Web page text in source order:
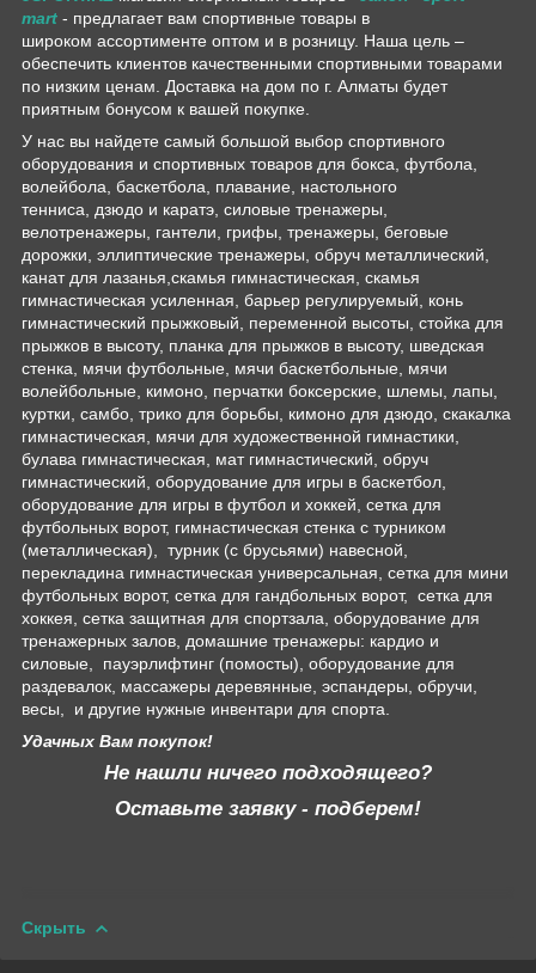
mart - предлагает вам спортивные товары в
широком ассортименте оптом и в розницу. Наша цель –
обеспечить клиентов качественными спортивными товарами
по низким ценам. Доставка на дом по г. Алматы будет
приятным бонусом к вашей покупке.
У нас вы найдете самый большой выбор спортивного
оборудования и спортивных товаров для бокса, футбола,
волейбола, баскетбола, плавание, настольного
тенниса, дзюдо и каратэ, силовые тренажеры,
велотренажеры, гантели, грифы, тренажеры, беговые
дорожки, эллиптические тренажеры, обруч металлический,
канат для лазанья,скамья гимнастическая, скамья
гимнастическая усиленная, барьер регулируемый, конь
гимнастический прыжковый, переменной высоты, стойка для
прыжков в высоту, планка для прыжков в высоту, шведская
стенка, мячи футбольные, мячи баскетбольные, мячи
волейбольные, кимоно, перчатки боксерские, шлемы, лапы,
куртки, самбо, трико для борьбы, кимоно для дзюдо, скакалка
гимнастическая, мячи для художественной гимнастики,
булава гимнастическая, мат гимнастический, обруч
гимнастический, оборудование для игры в баскетбол,
оборудование для игры в футбол и хоккей, сетка для
футбольных ворот, гимнастическая стенка с турником
(металлическая), турник (с брусьями) навесной,
перекладина гимнастическая универсальная, сетка для мини
футбольных ворот, сетка для гандбольных ворот, сетка для
хоккея, сетка защитная для спортзала, оборудование для
тренажерных залов, домашние тренажеры: кардио и
силовые, пауэрлифтинг (помосты), оборудование для
раздевалок, массажеры деревянные, эспандеры, обручи,
весы, и другие нужные инвентари для спорта.
Удачных Вам покупок!
Не нашли ничего подходящего?
Оставьте заявку - подберем!
Скрыть